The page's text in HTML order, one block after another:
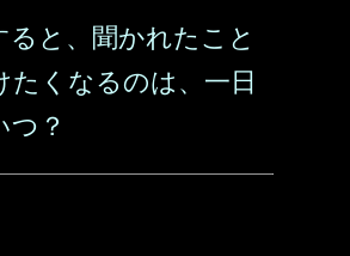
ると、聞かれたこと
たくなるのは、一日
つ？